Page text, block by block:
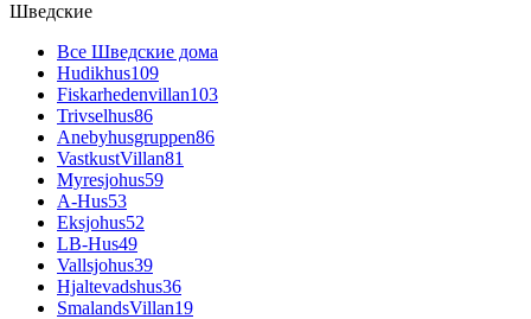
Шведские
Все Шведские дома
Hudikhus109
Fiskarhedenvillan103
Trivselhus86
Anebyhusgruppen86
VastkustVillan81
Myresjohus59
A-Hus53
Eksjohus52
LB-Hus49
Vallsjohus39
Hjaltevadshus36
SmalandsVillan19